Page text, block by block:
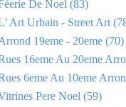
De Noel (83)
Art Urbain - Street Art
19eme - 20eme (70)
16eme Au 20eme
6eme Au 10eme
Pere Noel (59)